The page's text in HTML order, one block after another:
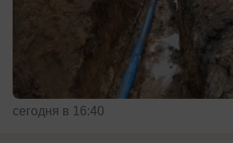
сегодня в 16:40